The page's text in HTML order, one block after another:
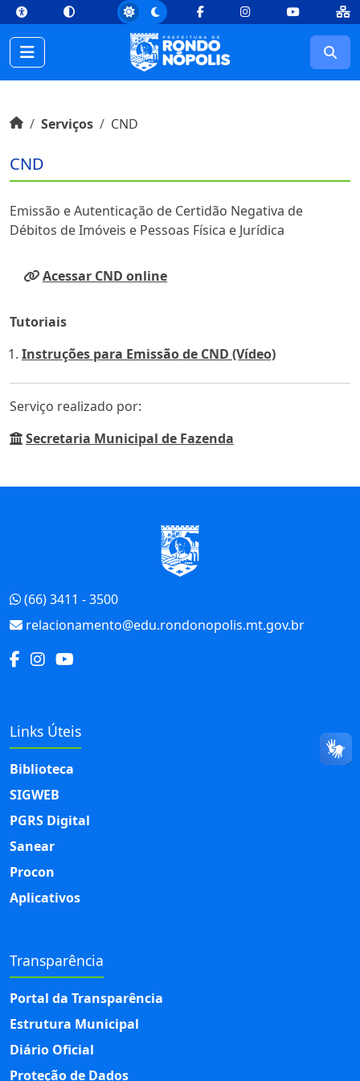
topConteúdo [1] Menu Principal [2] Busca [3] Rodapé [4]
FacebookInstagramYoutube
Início do conteúdo
InícioServiços CND
CND
Emissão e Autenticação de Certidão Negativa de
Débitos de Imóveis e Pessoas Física e Jurídica
Acessar CND online
Tutoriais
Instruções para Emissão de CND (Vídeo)
Serviço realizado por:
Secretaria Municipal de Fazenda
(66) 3411 - 3500
relacionamento@edu.rondonopolis.mt.gov.br
Links Úteis
Biblioteca
SIGWEB
PGRS Digital
Sanear
Procon
Aplicativos
Transparência
Portal da Transparência
Estrutura Municipal
Diário Oficial
Proteção de Dados